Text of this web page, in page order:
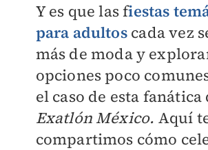
Y es que las fiestas
para adultoscada vez
más de moda y
opciones poco
el caso de esta fanática
Exatlón México. Aquí
compartimos cómo